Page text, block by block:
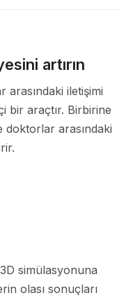
artırın
iletişimi
bir araçtır. Birbirine
arasındaki
simülasyonuna
olası sonuçları